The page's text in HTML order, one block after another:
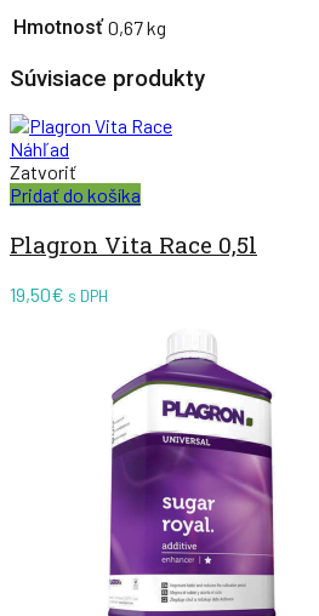
Hmotnosť 0,67 kg
Súvisiace produkty
Náhľad
Zatvoriť
Pridať do košíka
Plagron Vita Race 0,5l
19,50€ s DPH